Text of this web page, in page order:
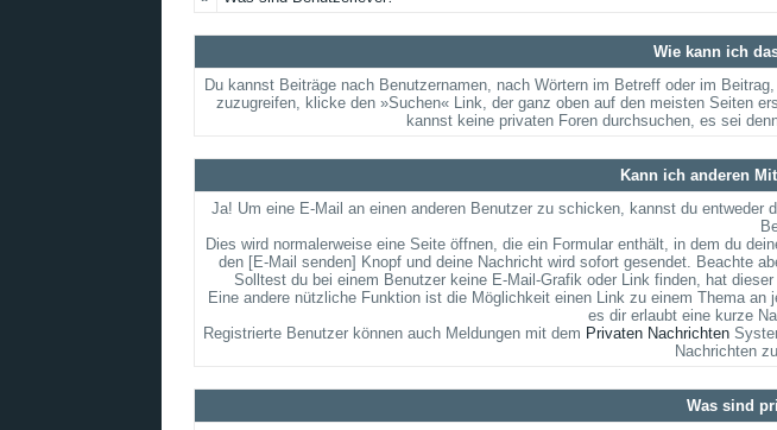
Wie kann ich
Du kannst Beiträge nach Benutzernamen, nach Wörtern im Betreff oder im
zuzugreifen, klicke den »Suchen« Link, der ganz oben auf den meisten Seiten
kannst keine privaten Foren durchsuchen, es sei
Kann ich anderen
Ja! Um eine E-Mail an einen anderen Benutzer zu schicken, kannst du entweder
Dies wird normalerweise eine Seite öffnen, die ein Formular enthält, in dem du
den [E-Mail senden] Knopf und deine Nachricht wird sofort gesendet. Beachte
Solltest du bei einem Benutzer keine E-Mail-Grafik oder Link finden, hat
Eine andere nützliche Funktion ist die Möglichkeit einen Link zu einem Thema
es dir erlaubt eine kurze
Registrierte Benutzer können auch Meldungen mit dem Privaten Nachrichten
Nachrichten
Was sind